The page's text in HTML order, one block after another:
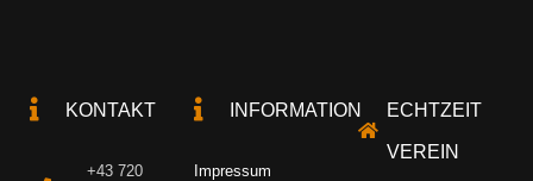
KONTAKT
+43 720
INFORMATION
Impressum
ECHTZEIT
VEREIN